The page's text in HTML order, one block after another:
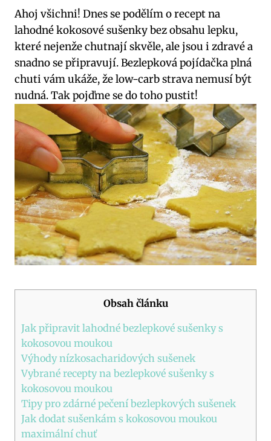
Ahoj všichni! Dnes se podělím o recept na
lahodné kokosové sušenky bez obsahu lepku,
které nejenže chutnají skvěle, ale jsou i zdravé a
snadno se připravují. Bezlepková pojídačka plná
chuti vám ukáže, že low-carb strava nemusí být
nudná. Tak pojďme se do toho pustit!
Obsah článku
Jak připravit lahodné bezlepkové sušenky s
kokosovou moukou
Výhody nízkosacharidových sušenek
Vybrané recepty na bezlepkové sušenky s
kokosovou moukou
Tipy pro zdárné pečení bezlepkových sušenek
Jak dodat sušenkám s kokosovou moukou
maximální chuť